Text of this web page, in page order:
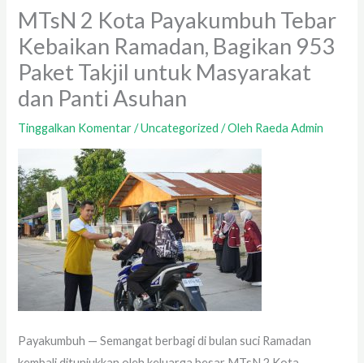
MTsN 2 Kota Payakumbuh Tebar
Kebaikan Ramadan, Bagikan 953
Paket Takjil untuk Masyarakat
dan Panti Asuhan
Tinggalkan Komentar /Uncategorized / Oleh Raeda Admin
Payakumbuh — Semangat berbagi di bulan suci Ramadan